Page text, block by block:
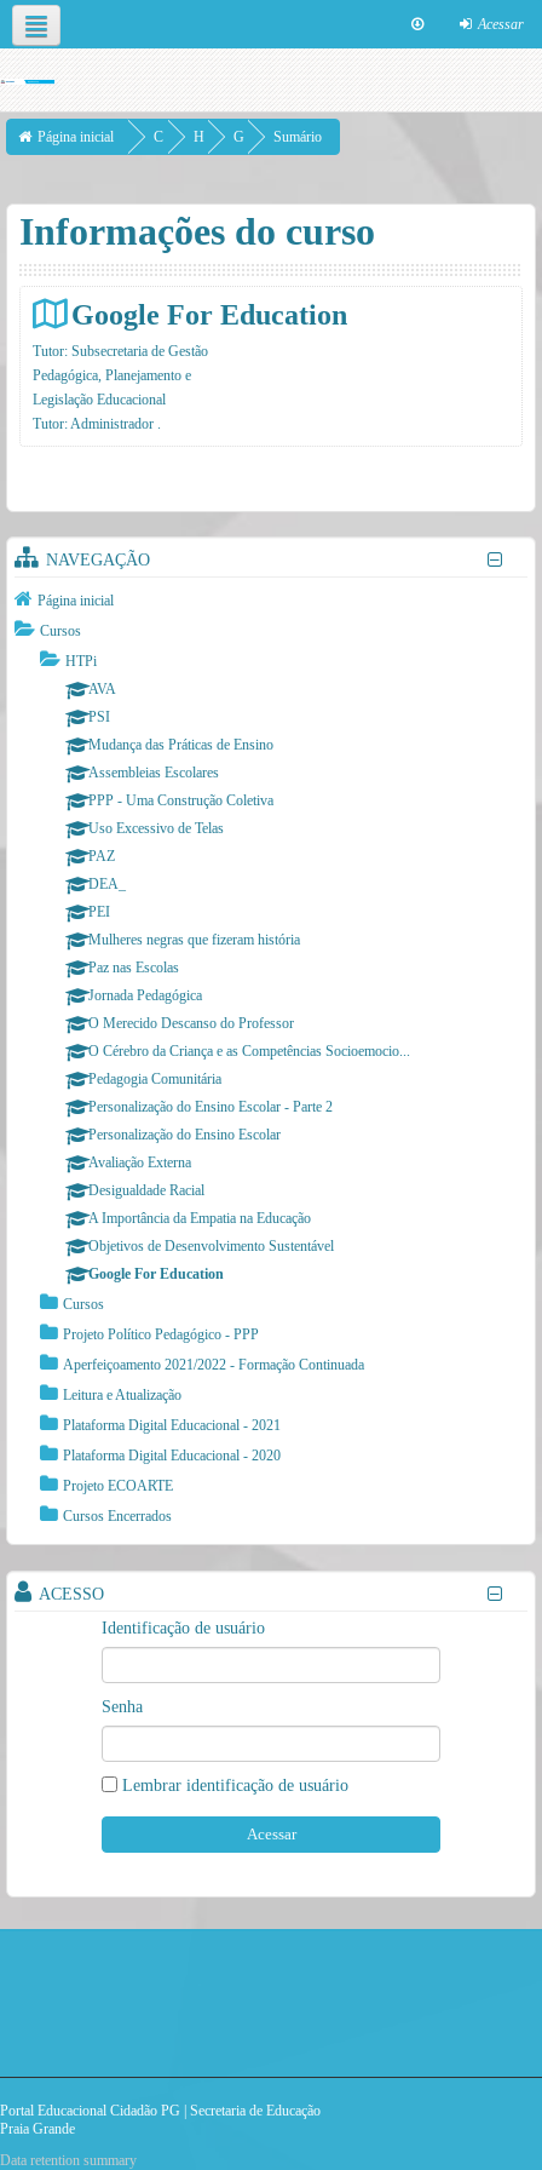
Acessar
Página inicial
C
r
s
o
H
P
i
G
o
g
l
e
E
u
Sumário
Informações do curso
Google For Education
Tutor: Subsecretaria de Gestão
Pedagógica, Planejamento e
Legislação Educacional
Tutor:Administrador .
NAVEGAÇÃO
Página inicial
Cursos
HTPi
AVA
PSI
Mudança das Práticas de Ensino
Assembleias Escolares
PPP - Uma Construção Coletiva
Uso Excessivo de Telas
PAZ
DEA_
PEI
Mulheres negras que fizeram história
Paz nas Escolas
Jornada Pedagógica
O Merecido Descanso do Professor
O Cérebro da Criança e as Competências Socioemocio...
Pedagogia Comunitária
Personalização do Ensino Escolar - Parte 2
Personalização do Ensino Escolar
Avaliação Externa
Desigualdade Racial
A Importância da Empatia na Educação
Objetivos de Desenvolvimento Sustentável
Google For Education
Cursos
Projeto Político Pedagógico - PPP
Aperfeiçoamento 2021/2022 - Formação Continuada
Leitura e Atualização
Plataforma Digital Educacional - 2021
Plataforma Digital Educacional - 2020
Projeto ECOARTE
Cursos Encerrados
ACESSO
Identificação de usuário
Senha
Lembrar identificação de usuário
Portal Educacional Cidadão PG | Secretaria de Educação
Praia Grande
Data retention summary